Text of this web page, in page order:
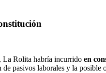
La Rolita habría incurrido en
de pasivos laborales y la